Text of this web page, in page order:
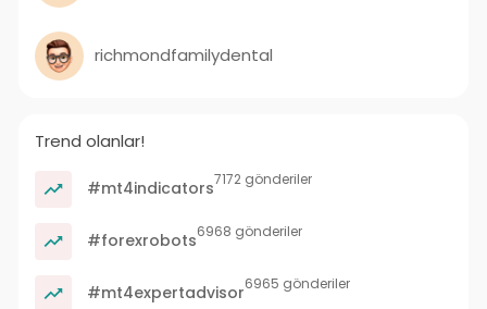
richmondfamilydental
Trend olanlar!
#mt4indicators7172 gönderiler
#forexrobots6968 gönderiler
#mt4expertadvisor6965 gönderiler